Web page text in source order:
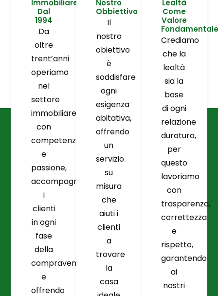
Immobiliare
Dal
1994
Da
oltre
trent’anni
operiamo
nel
settore
immobiliare
con
competenza
e
passione,
accompagnando
i
clienti
in ogni
fase
della
compravendita
e
offrendo
Nostro
Obbiettivo
Il
nostro
obiettivo
è
soddisfare
ogni
esigenza
abitativa,
offrendo
un
servizio
su
misura
che
aiuti i
clienti
a
trovare
la
casa
Lealtà
Come
Valore
Fondamentale
Crediamo
che la
lealtà
sia la
base
di ogni
relazione
duratura,
per
questo
lavoriamo
con
trasparenza,
correttezza
e
rispetto,
garantendo
ai
nostri